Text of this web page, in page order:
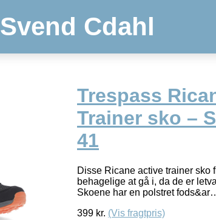
Svend Cdahl
Trespass
Trainer sko –
41
Disse Ricane active trainer sko
behagelige at gå i, da de er
Skoene har en polstret
399 kr. (Vis fragtpris)